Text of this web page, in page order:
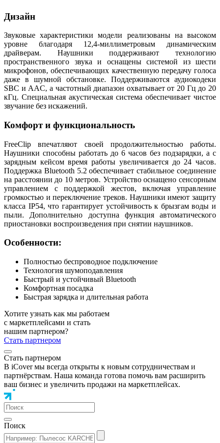
Дизайн
Звуковые характеристики модели реализованы на высоком
уровне благодаря 12,4-миллиметровым динамическим
драйверам. Наушники поддерживают технологию
пространственного звука и оснащены системой из шести
микрофонов, обеспечивающих качественную передачу голоса
даже в шумной обстановке. Поддерживаются аудиокодеки
SBC и AAC, а частотный диапазон охватывает от 20 Гц до 20
кГц. Специальная акустическая система обеспечивает чистое
звучание без искажений.
Комфорт и функциональность
FreeClip впечатляют своей продолжительностью работы.
Наушники способны работать до 6 часов без подзарядки, а с
зарядным кейсом время работы увеличивается до 24 часов.
Поддержка Bluetooth 5.2 обеспечивает стабильное соединение
на расстоянии до 10 метров. Устройство оснащено сенсорным
управлением с поддержкой жестов, включая управление
громкостью и переключение треков. Наушники имеют защиту
класса IP54, что гарантирует устойчивость к брызгам воды и
пыли. Дополнительно доступна функция автоматического
приостановки воспроизведения при снятии наушников.
Особенности:
Полностью беспроводное подключение
Технология шумоподавления
Быстрый и устойчивый Bluetooth
Комфортная посадка
Быстрая зарядка и длительная работа
Хотите узнать как мы работаем
с маркетплейсами и стать
нашим партнером?
Стать партнером
Стать партнером
В iCover мы всегда открыты к новым сотрудничествам и
партнёрствам. Наша команда готова помочь вам расширить
ваш бизнес и увеличить продажи на маркетплейсах.
Поиск